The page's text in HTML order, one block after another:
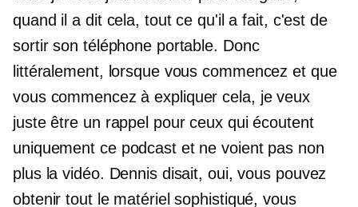
quand il a dit cela, tout ce qu'il a fait, c'est de
sortir son téléphone portable. Donc
littéralement, lorsque vous commencez et que
vous commencez à expliquer cela, je veux
juste être un rappel pour ceux qui écoutent
uniquement ce podcast et ne voient pas non
plus la vidéo. Dennis disait, oui, vous pouvez
obtenir tout le matériel sophistiqué, vous